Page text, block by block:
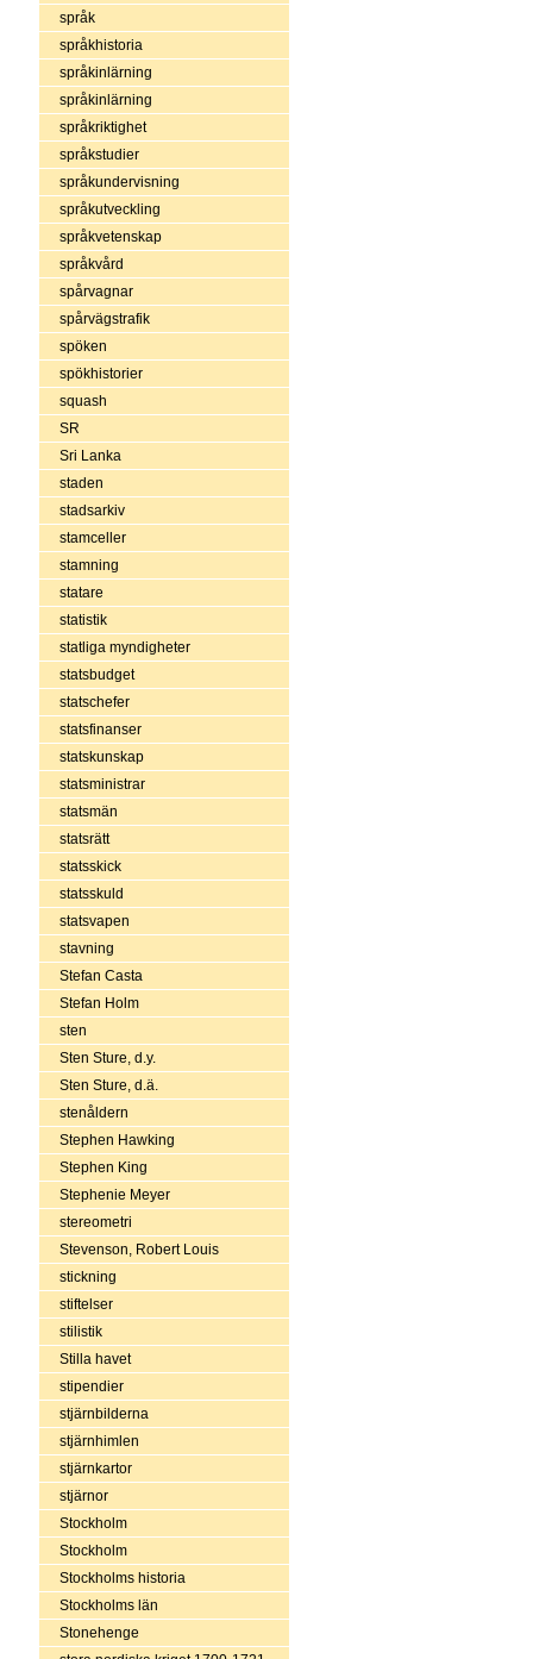
språk
språkhistoria
språkinlärning
språkinlärning
språkriktighet
språkstudier
språkundervisning
språkutveckling
språkvetenskap
språkvård
spårvagnar
spårvägstrafik
spöken
spökhistorier
squash
SR
Sri Lanka
staden
stadsarkiv
stamceller
stamning
statare
statistik
statliga myndigheter
statsbudget
statschefer
statsfinanser
statskunskap
statsministrar
statsmän
statsrätt
statsskick
statsskuld
statsvapen
stavning
Stefan Casta
Stefan Holm
sten
Sten Sture, d.y.
Sten Sture, d.ä.
stenåldern
Stephen Hawking
Stephen King
Stephenie Meyer
stereometri
Stevenson, Robert Louis
stickning
stiftelser
stilistik
Stilla havet
stipendier
stjärnbilderna
stjärnhimlen
stjärnkartor
stjärnor
Stockholm
Stockholm
Stockholms historia
Stockholms län
Stonehenge